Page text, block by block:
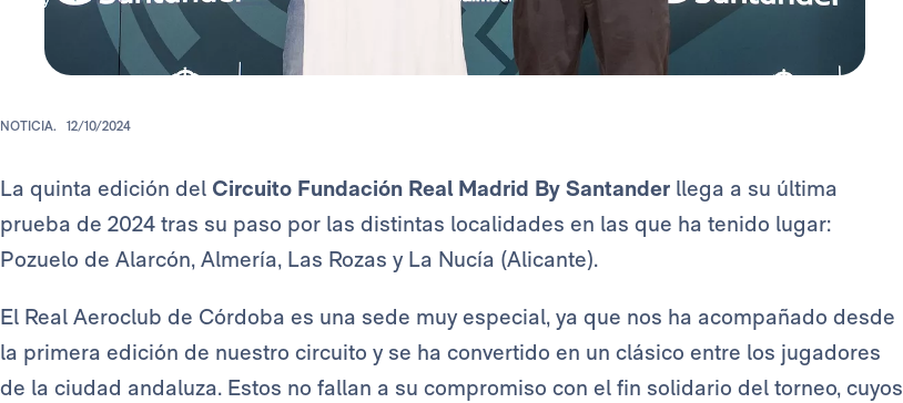
NOTICIA. 12/10/2024
La quinta edición del Circuito Fundación Real Madrid By Santander llega a su última
prueba de 2024 tras su paso por las distintas localidades en las que ha tenido lugar:
Pozuelo de Alarcón, Almería, Las Rozas y La Nucía (Alicante).
El Real Aeroclub de Córdoba es una sede muy especial, ya que nos ha acompañado desde
la primera edición de nuestro circuito y se ha convertido en un clásico entre los jugadores
de la ciudad andaluza. Estos no fallan a su compromiso con el fin solidario del torneo, cuyos